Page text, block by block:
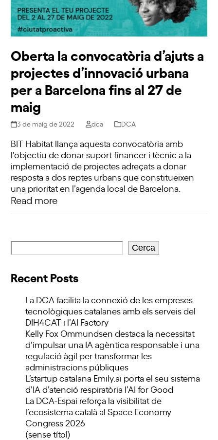
Oberta la convocatòria d’ajuts a
projectes d’innovació urbana
per a Barcelona fins al 27 de
maig
3 de maig de 2022 dca DCA
BIT Habitat llança aquesta convocatòria amb
l’objectiu de donar suport financer i tècnic a la
implementació de projectes adreçats a donar
resposta a dos reptes urbans que constitueixen
una prioritat en l’agenda local de Barcelona.
Read more
Cerca
Recent Posts
La DCA facilita la connexió de les empreses
tecnològiques catalanes amb els serveis del
DIH4CAT i l’AI Factory
Kelly Fox Ommundsen destaca la necessitat
d’impulsar una IA agèntica responsable i una
regulació àgil per transformar les
administracions públiques
L’startup catalana Emily.ai porta el seu sistema
d’IA d’atenció respiratòria l’AI for Good
La DCA-Espai reforça la visibilitat de
l’ecosistema català al Space Economy
Congress 2026
(sense títol)